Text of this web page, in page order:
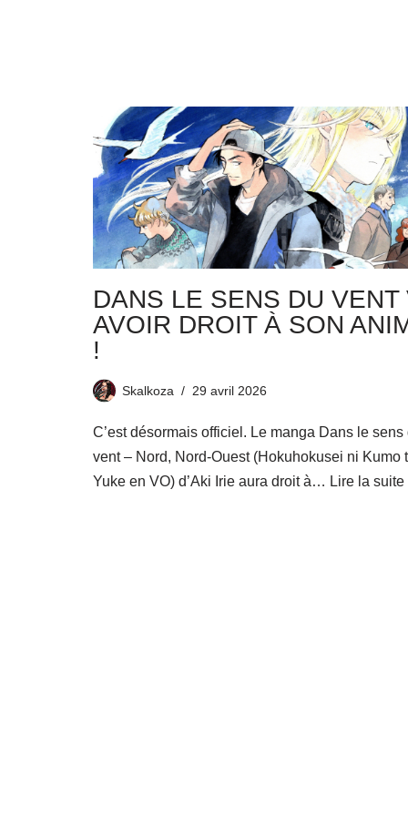
DANS LE SENS DU VENT
AVOIR DROIT À SON
!
Skalkoza 29 avril 2026
C’est désormais officiel. Le manga Dans le sens
vent – Nord, Nord-Ouest (Hokuhokusei ni Kumo
Yuke en VO) d’Aki Irie aura droit à… Lire la suite